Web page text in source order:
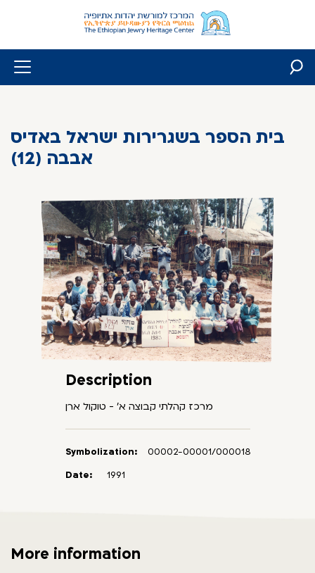
בית הספר בשגרירות ישראל באדיס
אבבה (12)
Description
מרכז קהלתי קבוצה א' - טוקול ארן
Symbolization:
00002-00001/000018
Date:
1991
More information